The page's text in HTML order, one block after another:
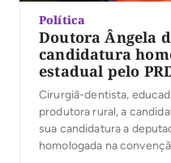
Política
Doutora Ângela
candidatura
estadual pelo
Cirurgiã-dentista,
produtora rural, a
sua candidatura a
homologada na